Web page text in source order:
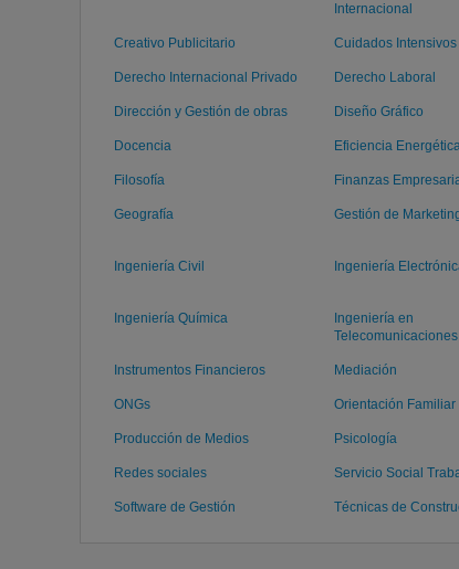
Internacional
Creativo Publicitario Cuidados Intensivos
Derecho Internacional Privado Derecho Laboral
Dirección y Gestión de obras Diseño Gráfico
Docencia Eficiencia
Filosofía Finanzas
Geografía Gestión de
Ingeniería Civil Ingeniería
Ingeniería Química
Ingeniería en
Telecomunicaciones
Instrumentos Financieros Mediación
ONGs Orientación Familiar
Producción de Medios Psicología
Redes sociales Servicio Social
Software de Gestión Técnicas de